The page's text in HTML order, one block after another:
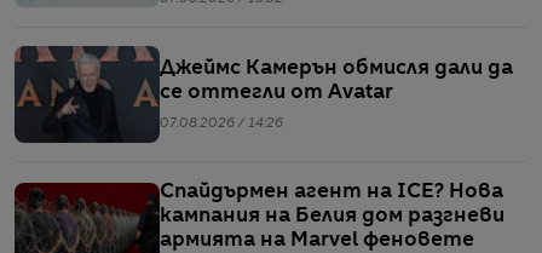
Джеймс Камерън обмисля дали да
се оттегли от Avatar
07.08.2026 / 14:26
Спайдърмен агент на ICE? Нова
кампания на Белия дом разгневи
армията на Marvel феновете